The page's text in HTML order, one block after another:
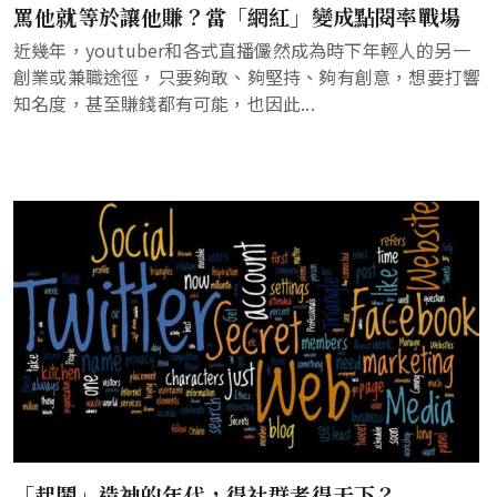
罵他就等於讓他賺？當「網紅」變成點閱率戰場
近幾年，youtuber和各式直播儼然成為時下年輕人的另一
創業或兼職途徑，只要夠敢、夠堅持、夠有創意，想要打響
知名度，甚至賺錢都有可能，也因此...